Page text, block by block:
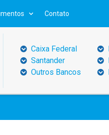
Contato
Caixa Federal
Santander
Outros Bancos